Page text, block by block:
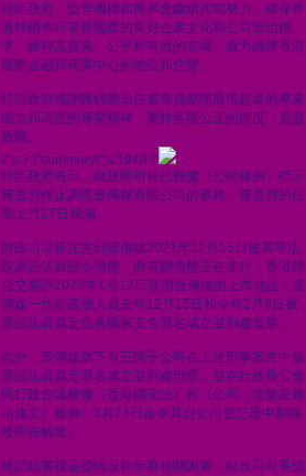
特區政府、監管機構和商界會繼續共同努力，確保香
港持續奉行享譽國際的良好企業文化和公司管治標
準，維持高質素、公平和有效的市場，致力維護香港
國際金融和商業中心的地位和信譽。
特區政府感謝陳錦榮出任審查員期間展現超卓的專業
能力和高度的專業精神，秉持客觀公正的態度，克盡
厥職。
\";s:7:\"summary\";s:1948:\"
特區政府表示，財政司司長已根據《公司條例》指示
審查員終止調查壹傳媒有限公司的事務，審查員的任
期上月27日屆滿。
財政司司長注意到壹傳媒2021年12月15日被高等法
院原訟法庭頒令清盤，而有關清盤正在進行；香港聯
合交易所2023年1月12日取消壹傳媒的上市地位；壹
傳媒一些前高層人員去年12月15日和今年2月9日被
原訟法庭裁定危害國家安全罪名成立並判處監禁。
此外，壹傳媒旗下有三間子公司在上述刑事案件中被
原訟法庭裁定罪名成立並判處刑罰，並在行政長官會
同行政會議根據《香港國安法》和《公司（清盤及雜
項條文）條例》3月24日命令其自公司登記冊中剔除
後即告解散。
經詳細審視這些情況和所有相關因素，財政司司長認